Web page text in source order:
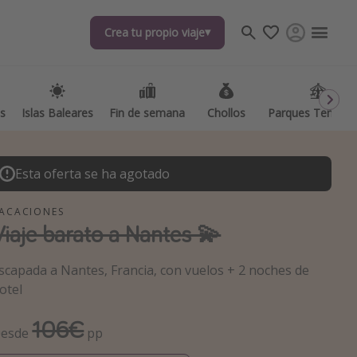
Crea tu propio viaje
Islas Baleares Fin de semana Chollos Parques
destinos
Esta oferta se ha agotado
barato a Nantes 💫
a Nantes, Francia, con vuelos + 2 noches de
106€ pp